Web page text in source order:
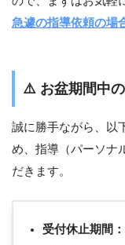
急遽の指導依頼の場
⚠️ お盆期間中
誠に勝手ながら、以
め、指導（パーソナ
だきます。
受付休止期間：